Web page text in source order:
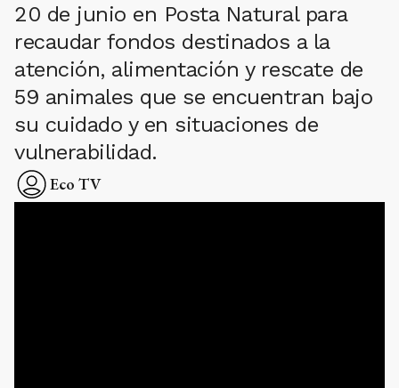
20 de junio en Posta Natural para
recaudar fondos destinados a la
atención, alimentación y rescate de
59 animales que se encuentran bajo
su cuidado y en situaciones de
vulnerabilidad.
Eco TV